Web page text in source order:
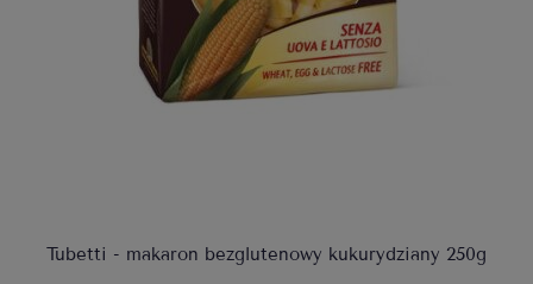
Tubetti - makaron bezglutenowy kukurydziany 250g